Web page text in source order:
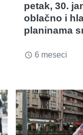
petak, 30.
oblačno i
planinama
access_time 6 meseci